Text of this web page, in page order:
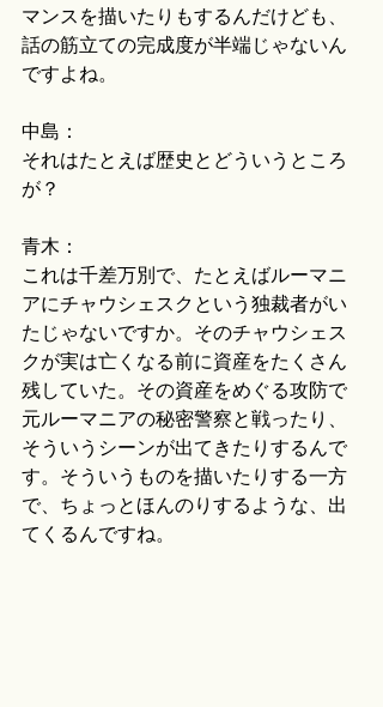
マンスを描いたりもするんだけども、
話の筋立ての完成度が半端じゃないん
ですよね。
中島：
それはたとえば歴史とどういうところ
が？
青木：
これは千差万別で、たとえばルーマニ
アにチャウシェスクという独裁者がい
たじゃないですか。そのチャウシェス
クが実は亡くなる前に資産をたくさん
残していた。その資産をめぐる攻防で
元ルーマニアの秘密警察と戦ったり、
そういうシーンが出てきたりするんで
す。そういうものを描いたりする一方
で、ちょっとほんのりするような、出
てくるんですね。